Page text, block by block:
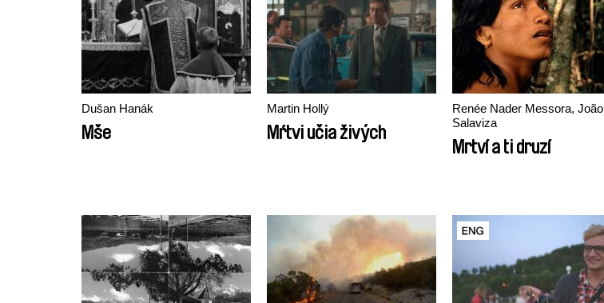
Dušan Hanák
Mše
Martin Hollý
Mŕtvi učia živých
Renée Nader Messora, João
Salaviza
Mrtví a ti druzí